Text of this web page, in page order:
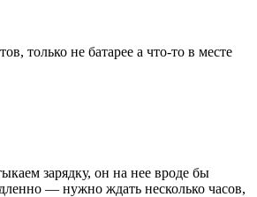
только не батарее а что-то в месте
зарядку, он на нее вроде бы
— нужно ждать несколько часов,